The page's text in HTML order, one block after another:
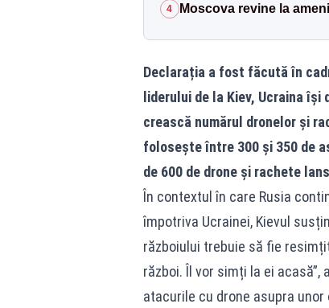
4 Moscova revine la
Declarația a fost făcută în
liderului de la Kiev, Ucraina
crească numărul dronelor și
folosește între 300 și 350 de
de 600 de drone și rachete
În contextul în care Rusia
împotriva Ucrainei, Kievul
războiului trebuie să fie
război. Îl vor simți la ei
atacurile cu drone asupra